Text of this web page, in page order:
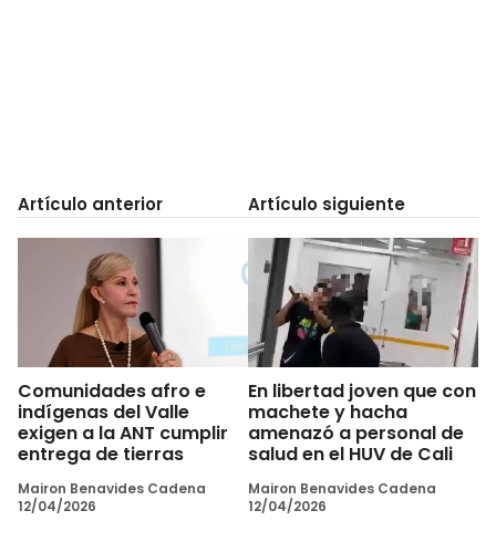
Artículo anterior
Comunidades afro e
indígenas del Valle
exigen a la ANT cumplir
entrega de tierras
Mairon Benavides Cadena
12/04/2026
Artículo siguiente
En libertad joven que con
machete y hacha
amenazó a personal de
salud en el HUV de Cali
Mairon Benavides Cadena
12/04/2026